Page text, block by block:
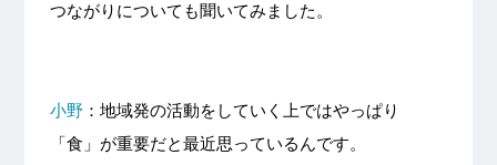
つながりについても聞いてみました。
小野：地域発の活動をしていく上ではやっぱり
「食」が重要だと最近思っているんです。